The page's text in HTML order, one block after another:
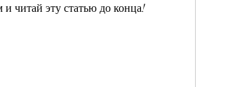
читай эту статью до конца!